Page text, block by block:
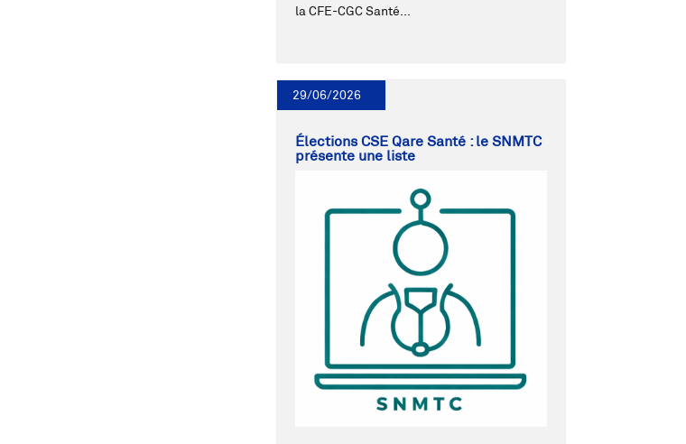
la CFE-CGC Santé...
Élections CSE Qare Santé : le SNMTC
présente une liste
29/06/2026